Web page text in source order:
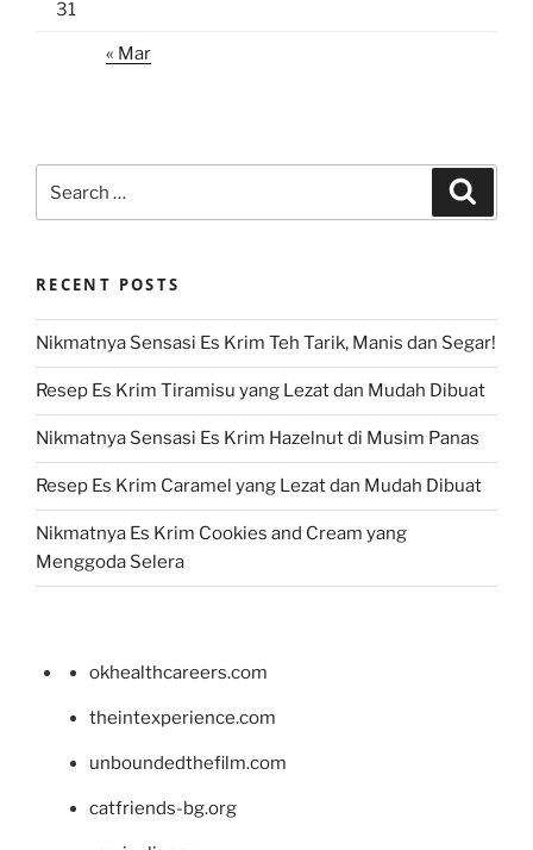
31
« Mar
for:
RECENT POSTS
Nikmatnya Sensasi Es Krim Teh Tarik, Manis dan Segar!
Resep Es Krim Tiramisu yang Lezat dan Mudah Dibuat
Nikmatnya Sensasi Es Krim Hazelnut di Musim Panas
Resep Es Krim Caramel yang Lezat dan Mudah Dibuat
Nikmatnya Es Krim Cookies and Cream yang
Menggoda Selera
okhealthcareers.com
theintexperience.com
unboundedthefilm.com
catfriends-bg.org